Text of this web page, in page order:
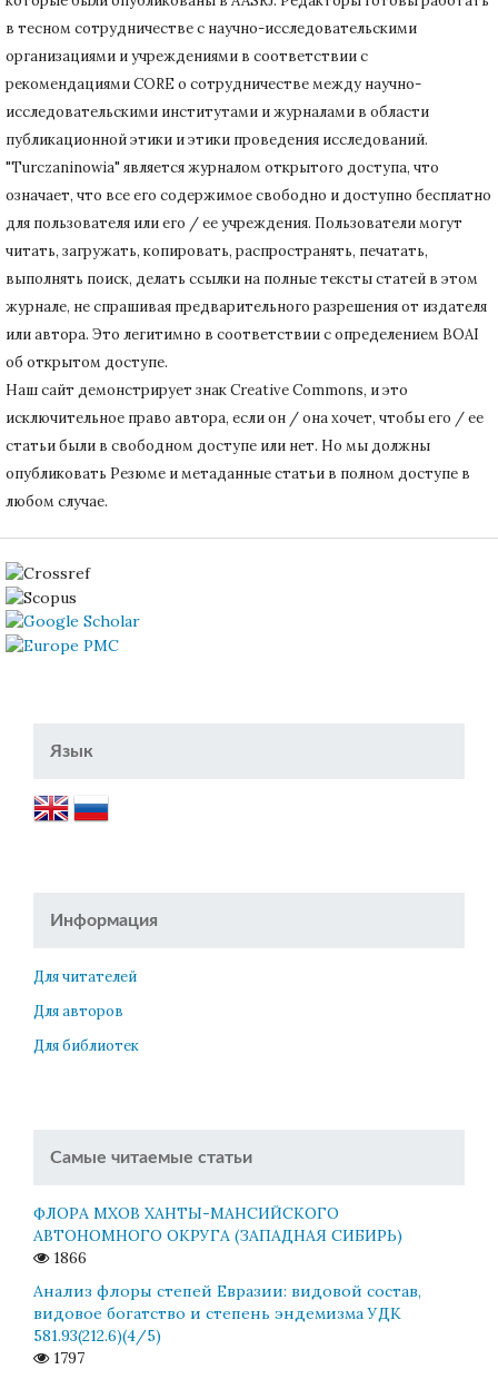
в тесном сотрудничестве с научно-исследовательскими
организациями и учреждениями в соответствии с
рекомендациями CORE о сотрудничестве между научно-
исследовательскими институтами и журналами в области
публикационной этики и этики проведения исследований.
"Turczaninowia" является журналом открытого доступа, что
означает, что все его содержимое свободно и доступно бесплатно
для пользователя или его / ее учреждения. Пользователи могут
читать, загружать, копировать, распространять, печатать,
выполнять поиск, делать ссылки на полные тексты статей в этом
журнале, не спрашивая предварительного разрешения от издателя
или автора. Это легитимно в соответствии с определением BOAI
об открытом доступе.
Наш сайт демонстрирует знак Creative Commons, и это
исключительное право автора, если он / она хочет, чтобы его / ее
статьи были в свободном доступе или нет. Но мы должны
опубликовать Резюме и метаданные статьи в полном доступе в
любом случае.
Язык
Информация
Для читателей
Для авторов
Для библиотек
Самые читаемые статьи
ФЛОРА МХОВ ХАНТЫ-МАНСИЙСКОГО
АВТОНОМНОГО ОКРУГА (ЗАПАДНАЯ СИБИРЬ)
1866
Анализ флоры степей Евразии: видовой состав,
видовое богатство и степень эндемизма УДК
581.93(212.6)(4/5)
1797